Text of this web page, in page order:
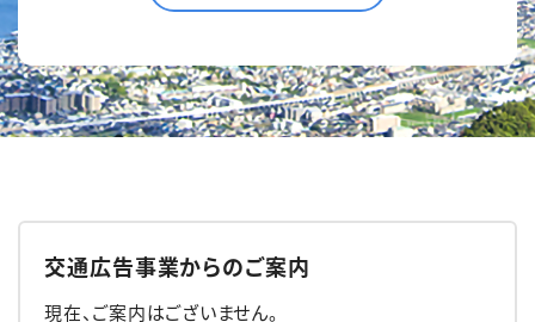
交通広告事業からのご案内
現在、ご案内はございません。